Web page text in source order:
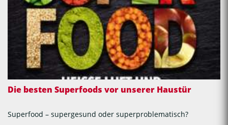
Die besten Superfoods vor unserer Haustür
Superfood – supergesund oder superproblematisch?